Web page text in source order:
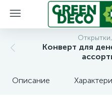
Конверт для
Описание